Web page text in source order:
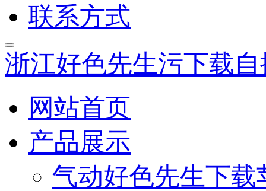
联系方式
浙江好色先生污下载
网站首页
产品展示
气动好色先生下